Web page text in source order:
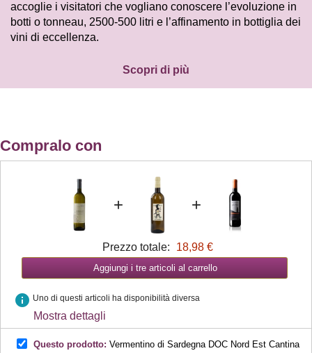
accoglie i visitatori che vogliano conoscere l’evoluzione in
botti o tonneau, 2500-500 litri e l’affinamento in bottiglia dei
vini di eccellenza.
Scopri di più
Compralo con
+ +
Prezzo totale: 18,98 €
Aggiungi i tre articoli al carrello
info Uno di questi articoli ha disponibilità diversa
Mostra dettagli
Questo prodotto: Vermentino di Sardegna DOC Nord Est Cantina